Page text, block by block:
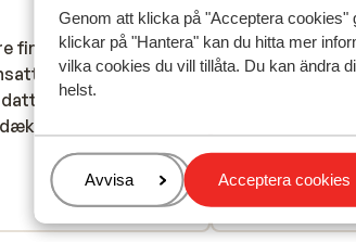
Genom att klicka på "Acceptera
klickar på "Hantera" kan du hitta mer
vilka cookies du vill tillåta. Du kan ändra
helst.
Hantera
Avvisa Acceptera cookies
för 4 veckor sedan
fint til børnefamilier.
de var
18 års
bord med
fint til børnefamilier.
de var
18 års
bord med
6.9 Bra
Als je een
muziek wat
Als je een
muziek wat
Gerard